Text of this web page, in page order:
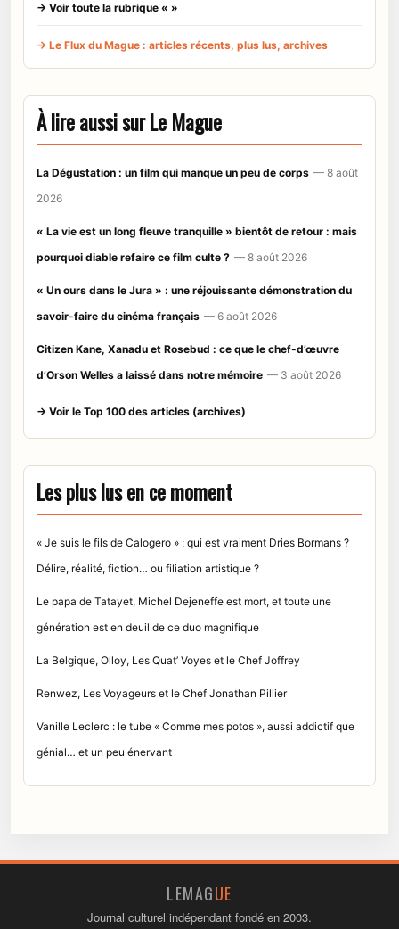
→ Voir toute la rubrique « »
→ Le Flux du Mague : articles récents, plus lus, archives
À lire aussi sur Le Mague
La Dégustation : un film qui manque un peu de corps — 8 août
2026
« La vie est un long fleuve tranquille » bientôt de retour : mais
pourquoi diable refaire ce film culte ? — 8 août 2026
« Un ours dans le Jura » : une réjouissante démonstration du
savoir-faire du cinéma français — 6 août 2026
Citizen Kane, Xanadu et Rosebud : ce que le chef-d’œuvre
d’Orson Welles a laissé dans notre mémoire — 3 août 2026
→ Voir le Top 100 des articles (archives)
Les plus lus en ce moment
« Je suis le fils de Calogero » : qui est vraiment Dries Bormans ?
Délire, réalité, fiction… ou filiation artistique ?
Le papa de Tatayet, Michel Dejeneffe est mort, et toute une
génération est en deuil de ce duo magnifique
La Belgique, Olloy, Les Quat’ Voyes et le Chef Joffrey
Renwez, Les Voyageurs et le Chef Jonathan Pillier
Vanille Leclerc : le tube « Comme mes potos », aussi addictif que
génial… et un peu énervant
LEMAGUE
Journal culturel indépendant fondé en 2003.